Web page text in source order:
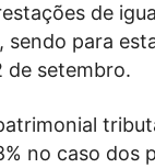
de
sendo para
de setembro.
no caso dos